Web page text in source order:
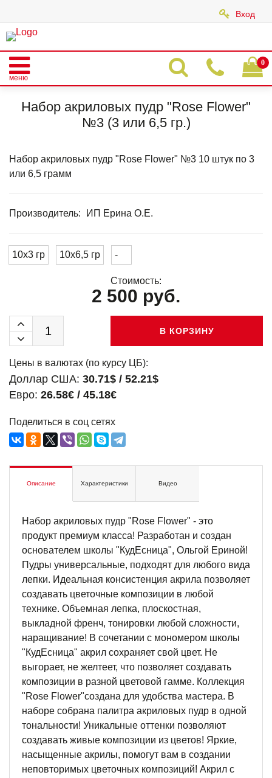
Вход
меню
0
Набор акриловых пудр "Rose Flower" №3 (3 или 6,5 гр.)
Набор акриловых пудр "Rose Flower"
№3 (3 или 6,5 гр.)
Набор акриловых пудр "Rose Flower" №3 10 штук по 3
или 6,5 грамм
Производитель: ИП Ерина О.Е.
10х3 гр 10х6,5 гр -
Стоимость:
2 500 руб.
В КОРЗИНУ
Цены в валютах (по курсу ЦБ):
Доллар США: 30.71$ / 52.21$
Евро: 26.58€ / 45.18€
Поделиться в соц сетях
Описание Характеристики Видео
Набор акриловых пудр "Rose Flower" - это
продукт премиум класса! Разработан и создан
основателем школы "КудЕсница", Ольгой Ериной!
Пудры универсальные, подходят для любого вида
лепки. Идеальная консистенция акрила позволяет
создавать цветочные композиции в любой
технике. Объемная лепка, плоскостная,
выкладной френч, тонировки любой сложности,
наращивание! В сочетании с мономером школы
"КудЕсница" акрил сохраняет свой цвет. Не
выгорает, не желтеет, что позволяет создавать
композиции в разной цветовой гамме. Коллекция
"Rose Flower"создана для удобства мастера. В
наборе собрана палитра акриловых пудр в одной
тональности! Уникальные оттенки позволяют
создавать живые композиции из цветов! Яркие,
насыщенные акрилы, помогут вам в создании
неповторимых цветочных композиций! Акрил с